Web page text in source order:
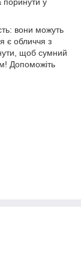
вони можуть
є обличчя з
щоб сумний
Допоможіть